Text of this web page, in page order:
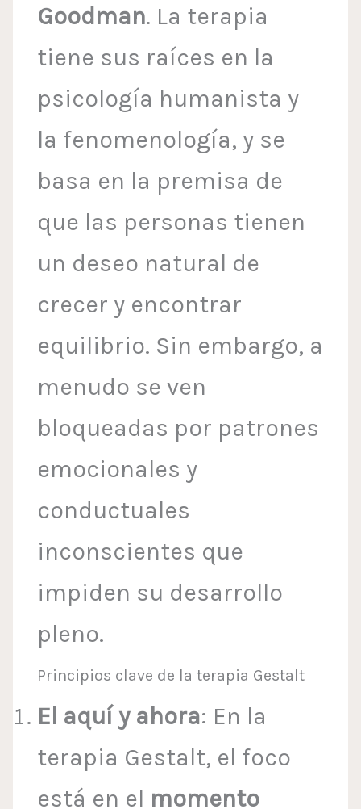
Goodman. La terapia
tiene sus raíces en la
psicología humanista y
la fenomenología, y se
basa en la premisa de
que las personas tienen
un deseo natural de
crecer y encontrar
equilibrio. Sin embargo, a
menudo se ven
bloqueadas por patrones
emocionales y
conductuales
inconscientes que
impiden su desarrollo
pleno.
Principios clave de la terapia Gestalt
El aquí y ahora: En la
terapia Gestalt, el foco
está en el momento